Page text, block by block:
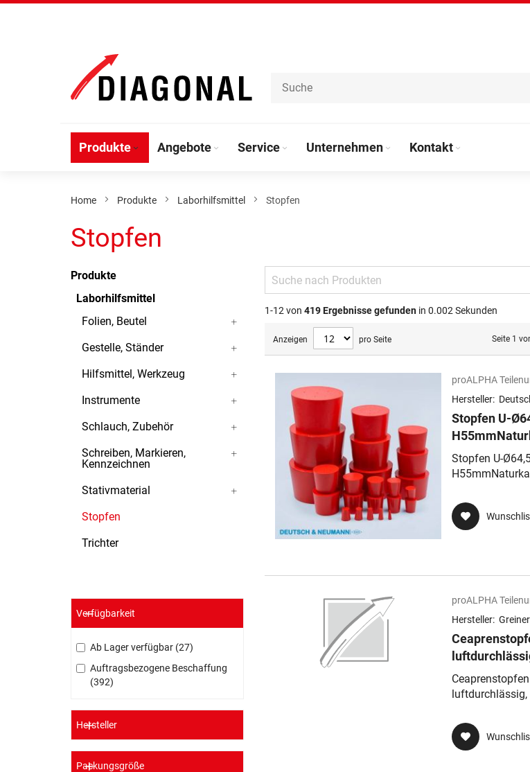
Inhalt
Produkte Angebote Service Unternehmen Kontakt
Home Produkte Laborhilfsmittel Stopfen
Stopfen
Produkte
Laborhilfsmittel
Folien, Beutel
Gestelle, Ständer
Hilfsmittel, Werkzeug
Instrumente
Schlauch, Zubehör
Schreiben, Markieren,
Kennzeichnen
Stativmaterial
Stopfen
Trichter
Verfügbarkeit
Ab Lager verfügbar 27
Auftragsbezogene Beschaffung
392
Hersteller
Packungsgröße
1-12 von 419Ergebnisse gefunden in 0.002 Sekunden
Anzeigen pro Seite Seite 1
proALPHA
Hersteller:
Stopfen U-
40Shore A,
Stopfen U-
proALPHA
Hersteller:
luftdurchlässig,